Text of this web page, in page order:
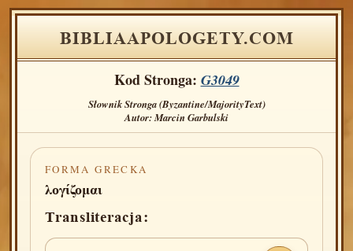
BIBLIAAPOLOGETY.COM
Kod Stronga: G3049
Słownik Stronga (Byzantine/MajorityText)
Autor: Marcin Garbulski
FORMA GRECKA
λογίζομαι
Transliteracja: